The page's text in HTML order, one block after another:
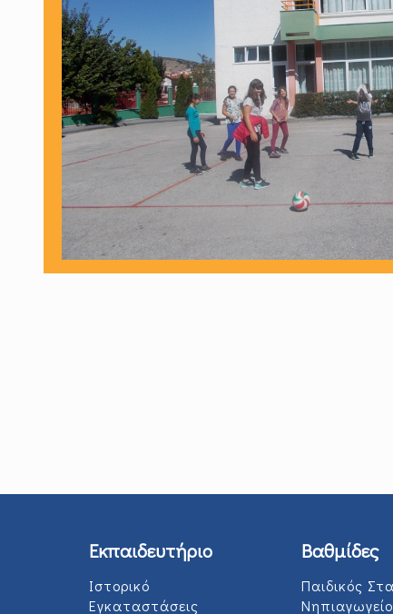
Εκπαιδευτήριο
Ιστορικό
Εγκαταστάσεις
Βαθμίδες
Παιδικός
Νηπιαγωγείο